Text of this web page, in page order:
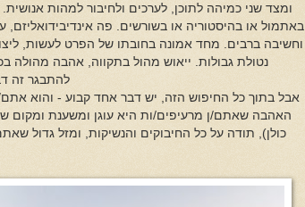
ומצד שני כמיהה לתוכן, לערכים ולחיבור למהות
באתמול או בהיסטוריה או בשורשים. פה
וחשיבה ברבים. מחד אמונה בחובתו של הפרט לעשות,
נטולת גבולות. ייאוש מהול בתקווה, אהבה
להתבגר זה
אבל בתוך כל החיפוש הזה, יש דבר אחד קבוע - והוא
האהבה שאתם/ן מרעיפים/ות היא עוגן ומשענת
כולן), תודה על כל החיבוקים והנשיקות, ומזל גדול שאתם/ן